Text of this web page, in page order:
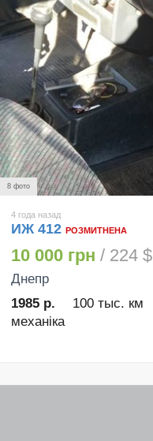
8 фото
4 года назад
ИЖ 412 РОЗМИТНЕНА
10 000 грн / 224 $
Днепр
1985 р.
100 тыс. км
механіка